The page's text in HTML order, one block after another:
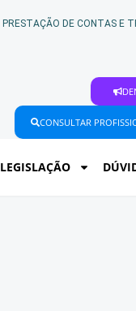
PRESTAÇÃO DE CONTAS E
CONSULTAR
LEGISLAÇÃO